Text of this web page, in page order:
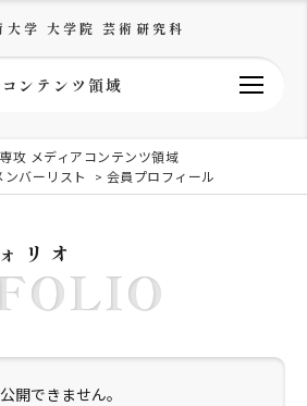
大学 大学院 芸術研究科
ンテンツ領域
攻 メディアコンテンツ領域
ンバーリスト 会員プロフィール
リオ
開できません。